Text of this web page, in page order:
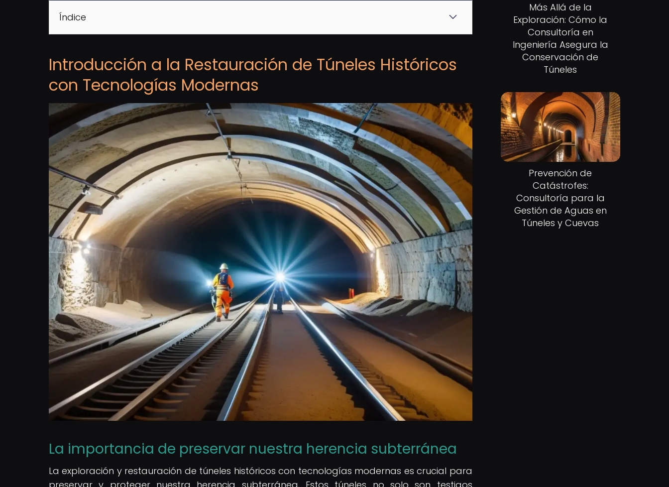
Índice
Introducción a la Restauración de Túneles Históricos
con Tecnologías Modernas
La importancia de preservar nuestra herencia subterránea
La exploración y restauración de túneles históricos con tecnologías modernas es crucial para
Más Allá de la
Exploración: Cómo la
Consultoría en
Ingeniería Asegura la
Conservación de
Túneles
Prevención de
Catástrofes:
Consultoría para la
Gestión de Aguas en
Túneles y Cuevas